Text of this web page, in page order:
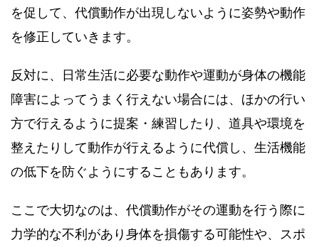
を促して、代償動作が出現しないように姿勢や動作
を修正していきます。
反対に、日常生活に必要な動作や運動が身体の機能
障害によってうまく行えない場合には、ほかの行い
方で行えるように提案・練習したり、道具や環境を
整えたりして動作が行えるように代償し、生活機能
の低下を防ぐようにすることもあります。
ここで大切なのは、代償動作がその運動を行う際に
力学的な不利があり身体を損傷する可能性や、スポ